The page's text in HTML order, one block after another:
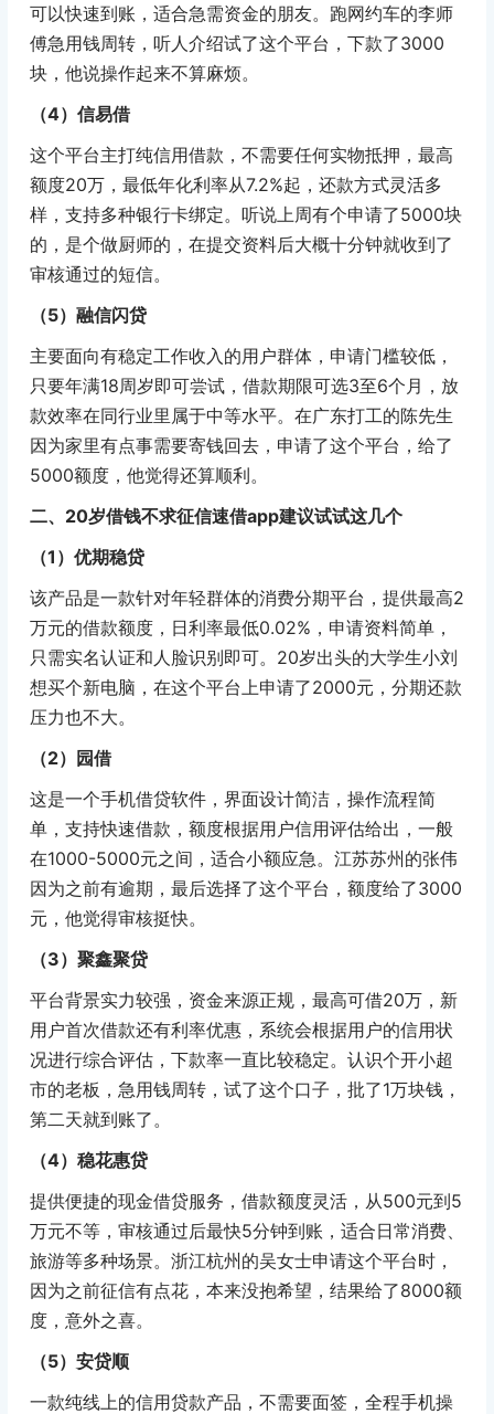
可以快速到账，适合急需资金的朋友。跑网约车的李师
傅急用钱周转，听人介绍试了这个平台，下款了3000
块，他说操作起来不算麻烦。
（4）信易借
这个平台主打纯信用借款，不需要任何实物抵押，最高
额度20万，最低年化利率从7.2%起，还款方式灵活多
样，支持多种银行卡绑定。听说上周有个申请了5000块
的，是个做厨师的，在提交资料后大概十分钟就收到了
审核通过的短信。
（5）融信闪贷
主要面向有稳定工作收入的用户群体，申请门槛较低，
只要年满18周岁即可尝试，借款期限可选3至6个月，放
款效率在同行业里属于中等水平。在广东打工的陈先生
因为家里有点事需要寄钱回去，申请了这个平台，给了
5000额度，他觉得还算顺利。
二、20岁借钱不求征信速借app建议试试这几个
（1）优期稳贷
该产品是一款针对年轻群体的消费分期平台，提供最高2
万元的借款额度，日利率最低0.02%，申请资料简单，
只需实名认证和人脸识别即可。20岁出头的大学生小刘
想买个新电脑，在这个平台上申请了2000元，分期还款
压力也不大。
（2）园借
这是一个手机借贷软件，界面设计简洁，操作流程简
单，支持快速借款，额度根据用户信用评估给出，一般
在1000-5000元之间，适合小额应急。江苏苏州的张伟
因为之前有逾期，最后选择了这个平台，额度给了3000
元，他觉得审核挺快。
（3）聚鑫聚贷
平台背景实力较强，资金来源正规，最高可借20万，新
用户首次借款还有利率优惠，系统会根据用户的信用状
况进行综合评估，下款率一直比较稳定。认识个开小超
市的老板，急用钱周转，试了这个口子，批了1万块钱，
第二天就到账了。
（4）稳花惠贷
提供便捷的现金借贷服务，借款额度灵活，从500元到5
万元不等，审核通过后最快5分钟到账，适合日常消费、
旅游等多种场景。浙江杭州的吴女士申请这个平台时，
因为之前征信有点花，本来没抱希望，结果给了8000额
度，意外之喜。
（5）安贷顺
一款纯线上的信用贷款产品，不需要面签，全程手机操